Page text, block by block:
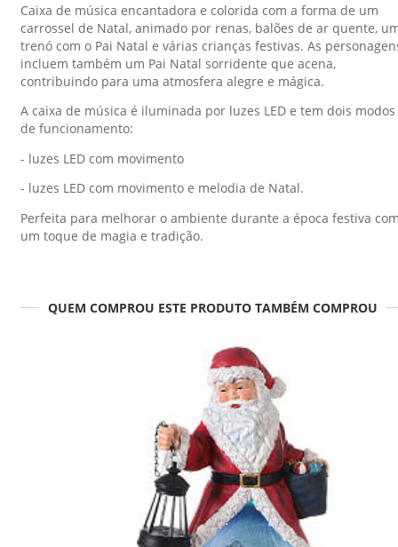
Caixa de música encantadora e colorida com a forma de um
carrossel de Natal, animado por renas, balões de ar quente,
trenó com o Pai Natal e várias crianças festivas. As
incluem também um Pai Natal sorridente que acena,
contribuindo para uma atmosfera alegre e mágica.
A caixa de música é iluminada por luzes LED e tem dois modos
de funcionamento:
- luzes LED com movimento
- luzes LED com movimento e melodia de Natal.
Perfeita para melhorar o ambiente durante a época festiva
um toque de magia e tradição.
QUEM COMPROU ESTE PRODUTO TAMBÉM COMPROU